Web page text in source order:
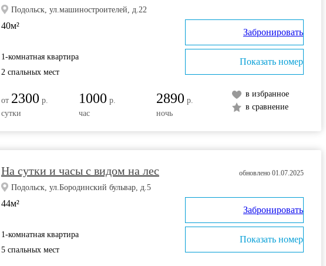
Подольск, ул.машиностроителей, д.22
40м²
1-комнатная квартира
2 спальных мест
от 2300 р.
сутки
1000 р.
час
2890 р.
ночь
в избранное
в сравнение
Забронировать
Показать номер
На сутки и часы с видом на лес
Подольск, ул.Бородинский бульвар, д.5
44м²
1-комнатная квартира
5 спальных мест
обновлено 01.07.2025
Забронировать
Показать номер